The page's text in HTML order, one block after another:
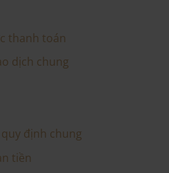
thanh toán
dịch chung
định chung
tiền